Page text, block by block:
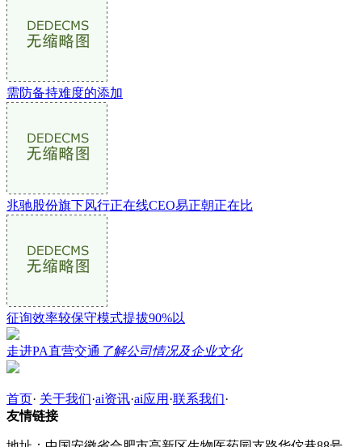
需防备持难度的添加
兆驰股份旗下风行正在线CEO易正朝正在比
征询效率较保守模式提拔90%以
走进PA直营交通 了解公司情况及企业文化
首页· 关于我们·ai资讯·ai应用 ·联系我们·
友情链接